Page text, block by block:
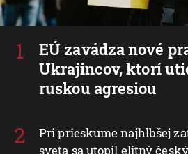
EÚ zavádza nové
Ukrajincov, ktorí
ruskou agresiou
Pri prieskume najhlbšej
sveta sa utopil elitný